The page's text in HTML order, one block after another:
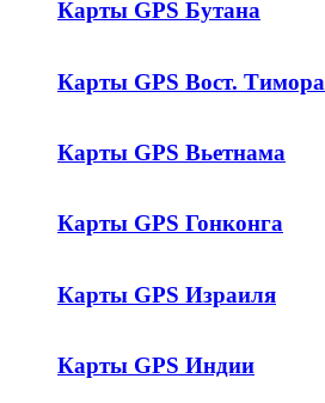
Карты GPS Бутана
Карты GPS Вост. Тимора
Карты GPS Вьетнама
Карты GPS Гонконга
Карты GPS Израиля
Карты GPS Индии